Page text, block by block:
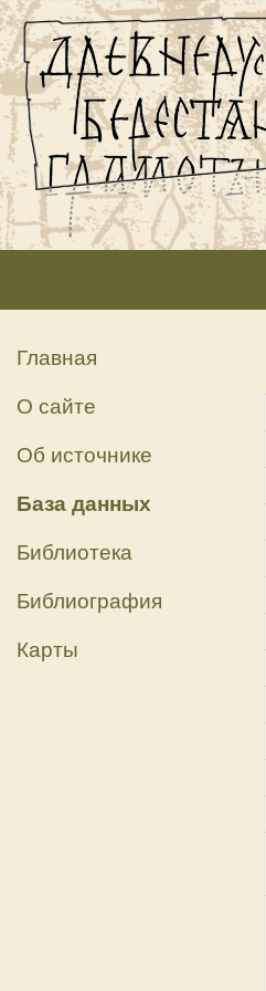
Главная
О сайте
Об источнике
База данных
Библиотека
Библиография
Карты